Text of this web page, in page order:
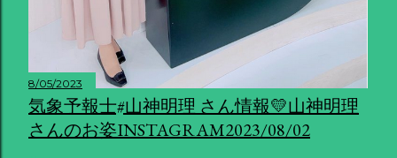
8/05/2023
気象予報士#山神明理 さん情報💛山神明理
さんのお姿INSTAGRAM2023/08/02